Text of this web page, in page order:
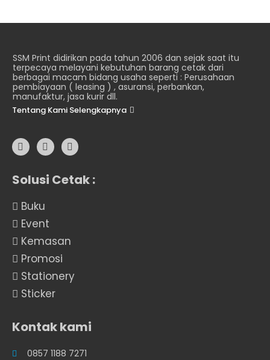
SSM Print didirikan pada tahun 2006 dan sejak saat itu
terpecaya melayani kebutuhan barang cetak dari
berbagai macam bidang usaha seperti : Perusahaan
pembiayaan ( leasing ) , asuransi, perbankan,
manufaktur, jasa kurir dll.
Tentang Kami Selengkapnya
Solusi Cetak :
Buku
Event
Kemasan
Promosi
Stationery
Sticker
Kontak kami
0857 1188 7271